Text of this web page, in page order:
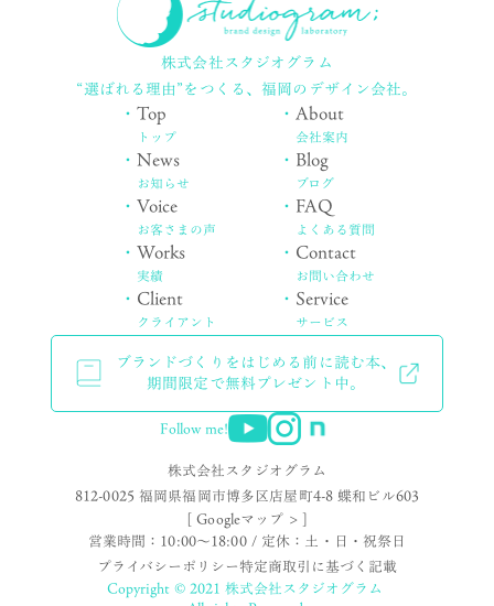
株式会社スタジオグラム
“選ばれる理由”をつくる、福岡のデザイン会社。
・Top
トップ
・News
お知らせ
・Voice
お客さまの声
・Works
実績
・ Client
クライアント
・About
会社案内
・ Blog
ブログ
・ FAQ
よくある質問
・ Contact
お問い合わせ
・ Service
サービス
ブランドづくりをはじめる前に読む本、
期間限定で無料プレゼント中。
Follow me!
株式会社スタジオグラム
812-0025 福岡県福岡市博多区店屋町4-8 蝶和ビル603
[ Googleマップ > ]
営業時間：10:00〜18:00 / 定休：土・日・祝祭日
プライバシーポリシー特定商取引に基づく記載
Copyright © 2021 株式会社スタジオグラム